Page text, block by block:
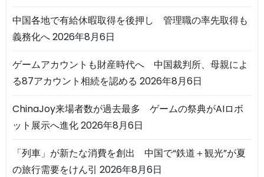
中国各地で有給休暇取得を後押し 管理職の率先取得も
義務化へ2026年8月6日
ゲームアカウントも財産時代へ 中国裁判所、母親によ
る87アカウント相続を認める 2026年8月6日
ChinaJoy来場者数が過去最多 ゲームの祭典がAIロボ
ット展示へ進化2026年8月6日
「列車」が新たな消費を創出 中国で“鉄道＋観光”が夏
の旅行需要をけん引 2026年8月6日